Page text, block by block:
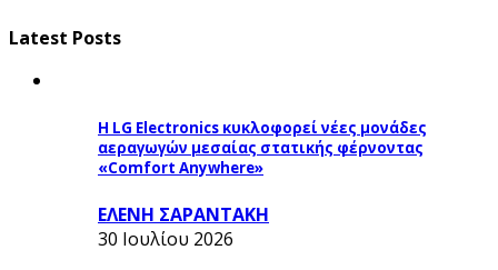
Latest Posts
Η LG Electronics κυκλοφορεί νέες μονάδες
αεραγωγών μεσαίας στατικής φέρνοντας
«Comfort Anywhere»
ΕΛΕΝΗ ΣΑΡΑΝΤΑΚΗ
30 Ιουλίου 2026